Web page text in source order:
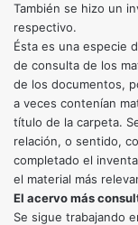
También se hizo un
respectivo.
Ésta es una especie
de consulta de los
de los documentos,
a veces contenían
título de la carpeta.
relación, o sentido,
completado el
el material más
El acervo más
Se sigue trabajando